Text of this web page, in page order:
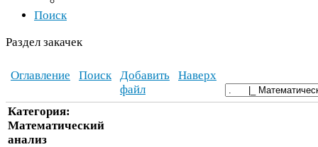
Поиск
Раздел закачек
Оглавление Поиск
Добавить
файл
Наверх
Категория:
Математический
анализ